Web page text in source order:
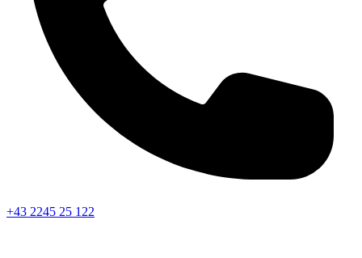
+43 2245 25 122